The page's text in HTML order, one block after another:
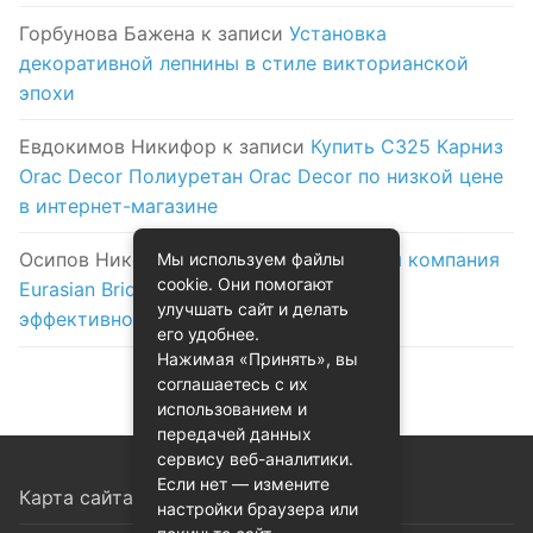
Горбунова Бажена к записи Установка
декоративной лепнины в стиле викторианской
эпохи
Евдокимов Никифор к записи Купить C325 Карниз
Orac Decor Полиуретан Orac Decor по низкой цене
в интернет-магазине
Осипов Николак записиЛогистическая компания
Eurasian Bridge в Астане: надежность и
эффективность на первом месте
Карта сайта
Мы используем файлы
cookie. Они помогают
улучшать сайт и делать
его удобнее.
Нажимая «Принять», вы
соглашаетесь с их
использованием и
передачей данных
сервису веб-аналитики.
Если нет — измените
настройки браузера или